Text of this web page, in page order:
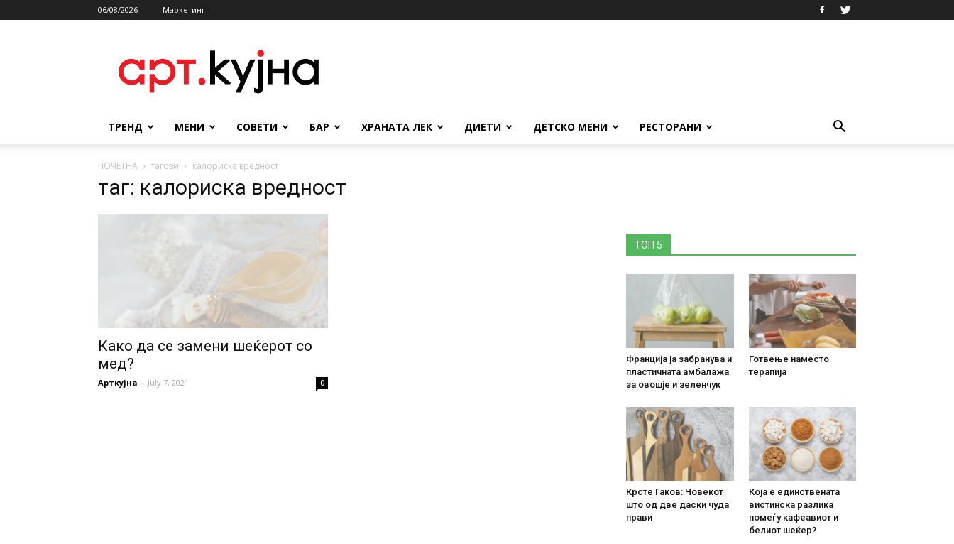
06/08/2026 Маркетинг
ТРЕНД МЕНИ СОВЕТИ БАР ХРАНАТА ЛЕК ДИЕТИ ДЕТСКО МЕНИ РЕСТОРАНИ
ПОЧЕТНА тагови калориска вредност
таг: калориска вредност
Како да се замени шеќерот со
мед?
Арткујна - July 7, 2021 0
ТОП 5
Франција ја забранува и
пластичната амбалажа
за овошје и зеленчук
Готвење наместо
терапија
Крсте Гаков: Човекот
што од две даски чуда
прави
Која е единствената
вистинска разлика
помеѓу кафеавиот и
белиот шеќер?